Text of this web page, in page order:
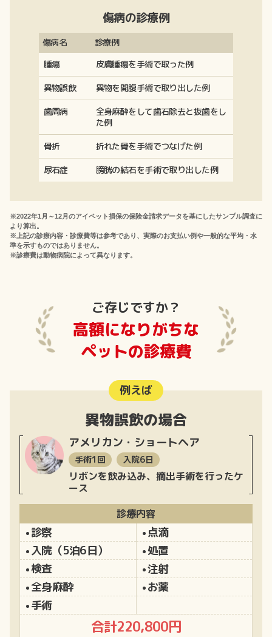
傷病の診療例
傷病名
診療例
腫瘍
皮膚腫瘍を手術で取った例
異物誤飲 異物を開腹手術で取り出した例
歯周病
全身麻酔をして歯石除去と抜歯をし
た例
骨折 折れた骨を手術でつなげた例
尿石症 膀胱の結石を手術で取り出した例
※2022年1月～12月のアイペット損保の保険金請求データを基にしたサンプル調査に
より算出。
※上記の診療内容・診療費等は参考であり、実際のお支払い例や一般的な平均・水
準を示すものではありません。
※診療費は動物病院によって異なります。
ご存じですか？
高額になりがちな
ペットの診療費
例えば
異物誤飲の場合
アメリカン・ショートヘア
手術1回 入院6日
リボンを飲み込み、摘出手術を行ったケ
ース
診療内容
診察
点滴
入院（5泊6日）
処置
検査
注射
全身麻酔
お薬
手術
合計220,800円